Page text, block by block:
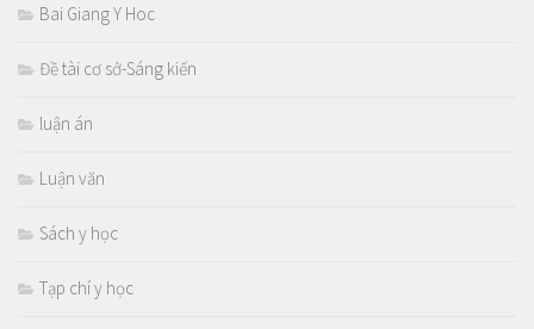
Bai Giang Y Hoc
Đề tài cơ sở-Sáng kiến
luận án
Luận văn
Sách y học
Tạp chí y học